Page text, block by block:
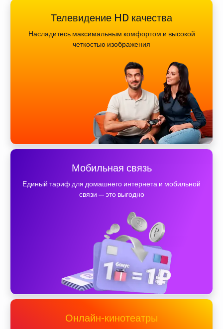
Телевидение HD качества
Насладитесь максимальным комфортом и высокой
четкостью изображения
Мобильная связь
Единый тариф для домашнего интернета и мобильной
связи — это выгодно
Онлайн-кинотеатры